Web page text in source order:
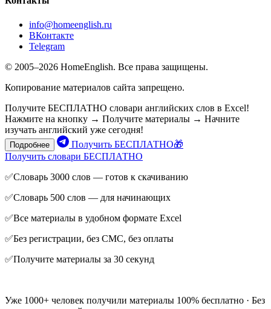
info@homeenglish.ru
ВКонтакте
Telegram
© 2005–2026 HomeEnglish. Все права защищены.
Копирование материалов сайта запрещено.
Получите БЕСПЛАТНО словари английских слов в Excel!
Нажмите на кнопку → Получите материалы → Начните
изучать английский уже сегодня!
Подробнее
Получить БЕСПЛАТНО🎁
Получить словари БЕСПЛАТНО
✅Словарь 3000 слов — готов к скачиванию
✅Словарь 500 слов — для начинающих
✅Все материалы в удобном формате Excel
✅Без регистрации, без СМС, без оплаты
✅Получите материалы за 30 секунд
Уже 1000+ человек получили материалы 100% бесплатно · Без